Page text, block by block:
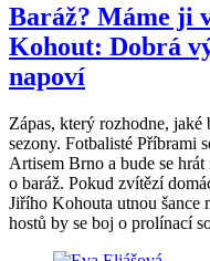
Baráž? Máme ji
Kohout: Dobrá
napoví
Zápas, který rozhodne,
sezony. Fotbalisté Příbrami
Artisem Brno a bude se
o baráž. Pokud zvítězí
Jiřího Kohouta utnou
hostů by se boj o prolínací